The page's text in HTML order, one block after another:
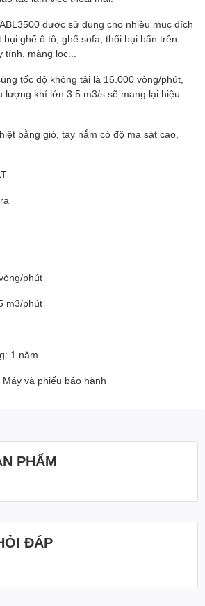
được sử dụng cho nhiều mục đích
ghế ô tô, ghế sofa, thổi bụi bẩn trên
tính, màng lọc...
tốc độ không tải là 16.000 vòng/phút,
lượng khí lớn 3.5 m3/s sẽ mang lại hiệu
bằng gió, tay nắm có độ ma sát cao,
phút
m3/phút
1 năm
và phiếu bảo hành
PHẨM
ĐÁP